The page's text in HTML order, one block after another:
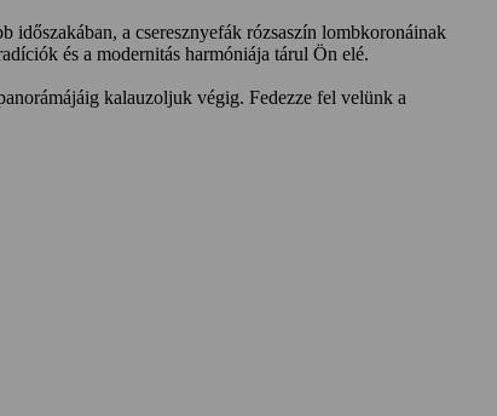
időszakában, a cseresznyefák rózsaszín lombkoronáinak
és a modernitás harmóniája tárul Ön elé.
kalauzoljuk végig. Fedezze fel velünk a